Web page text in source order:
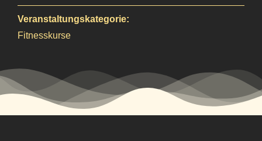
Veranstaltungskategorie:
Fitnesskurse